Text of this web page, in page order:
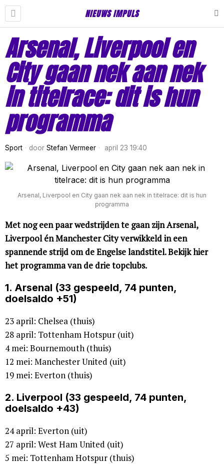
NIEUWS IMPULS
Arsenal, Liverpool en
City gaan nek aan nek
in titelrace: dit is hun
programma
Sport door Stefan Vermeer april 23 19:40
Arsenal, Liverpool en City gaan nek aan nek in titelrace: dit is hun
programma
Met nog een paar wedstrijden te gaan zijn Arsenal,
Liverpool én Manchester City verwikkeld in een
spannende strijd om de Engelse landstitel. Bekijk hier
het programma van de drie topclubs.
1. Arsenal (33 gespeeld, 74 punten,
doelsaldo +51)
23 april: Chelsea (thuis)
28 april: Tottenham Hotspur (uit)
4 mei: Bournemouth (thuis)
12 mei: Manchester United (uit)
19 mei: Everton (thuis)
2. Liverpool (33 gespeeld, 74 punten,
doelsaldo +43)
24 april: Everton (uit)
27 april: West Ham United (uit)
5 mei: Tottenham Hotspur (thuis)